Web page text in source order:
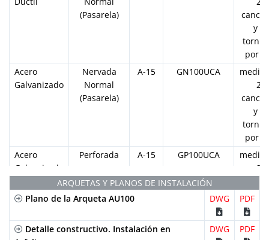
(Pasarela)
y 2
por
Acero
Galvanizado
Nervada
Normal
(Pasarela)
A-15 GN100UCA
2
y 2
por
Acero
Galvanizado
Perforada A-15 GP100UCA
2
y 2
por
Acero
GEX100UCB33
ARQUETAS Y PLANOS DE INSTALACIÓN
Plano de la Arqueta AU100
DWG PDF
Detalle constructivo. Instalación en
DWG PDF